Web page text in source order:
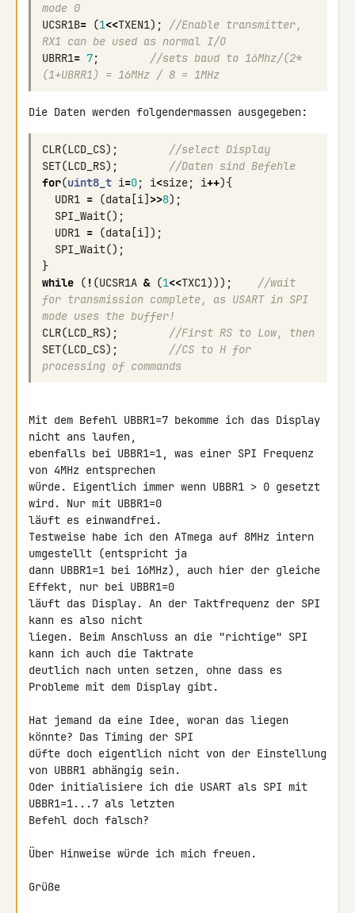
mode 0
UCSR1B= (1<<TXEN1);
//Enable transmitter,
RX1 can be used as normal I/O
UBRR1= 7;
//sets baud to 16Mhz/(2*
(1+UBRR1) = 16MHz / 8 = 1MHz
Die Daten werden folgendermassen ausgegeben:
CLR(LCD_CS);
//select Display
SET(LCD_RS);
//Daten sind Befehle
for(uint8_t i=0; i<size; i++){
UDR1 = (data [i] >>8);
SPI_Wait();
UDR1 = (data [i]);
SPI_Wait();
}
while ( ! (UCSR1A & (1<<TXC1)));
//wait
for transmission complete, as USART in SPI
mode uses the buffer!
CLR(LCD_RS);
//First RS to Low, then
SET(LCD_CS);
//CS to H for
processing of commands
Mit dem Befehl UBBR1=7 bekomme ich das Display
nicht ans laufen,
ebenfalls bei UBBR1=1, was einer SPI Frequenz
von 4MHz entsprechen
würde. Eigentlich immer wenn UBBR1 > 0 gesetzt
wird. Nur mit UBBR1=0
läuft es einwandfrei.
Testweise habe ich den ATmega auf 8MHz intern
umgestellt (entspricht ja
dann UBBR1=1 bei 16MHz), auch hier der gleiche
Effekt, nur bei UBBR1=0
läuft das Display. An der Taktfrequenz der SPI
kann es also nicht
liegen. Beim Anschluss an die "richtige" SPI
kann ich auch die Taktrate
deutlich nach unten setzen, ohne dass es
Probleme mit dem Display gibt.
Hat jemand da eine Idee, woran das liegen
könnte? Das Timing der SPI
düfte doch eigentlich nicht von der Einstellung
von UBBR1 abhängig sein.
Oder initialisiere ich die USART als SPI mit
UBBR1=1...7 als letzten
Befehl doch falsch?
Über Hinweise würde ich mich freuen.
Grüße